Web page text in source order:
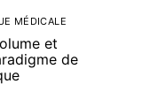
MÉDICALE
et
de